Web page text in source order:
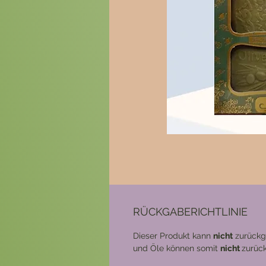
RÜCKGABERICHTLINIE
Dieser Produkt kann nicht
und Öle können somit nicht